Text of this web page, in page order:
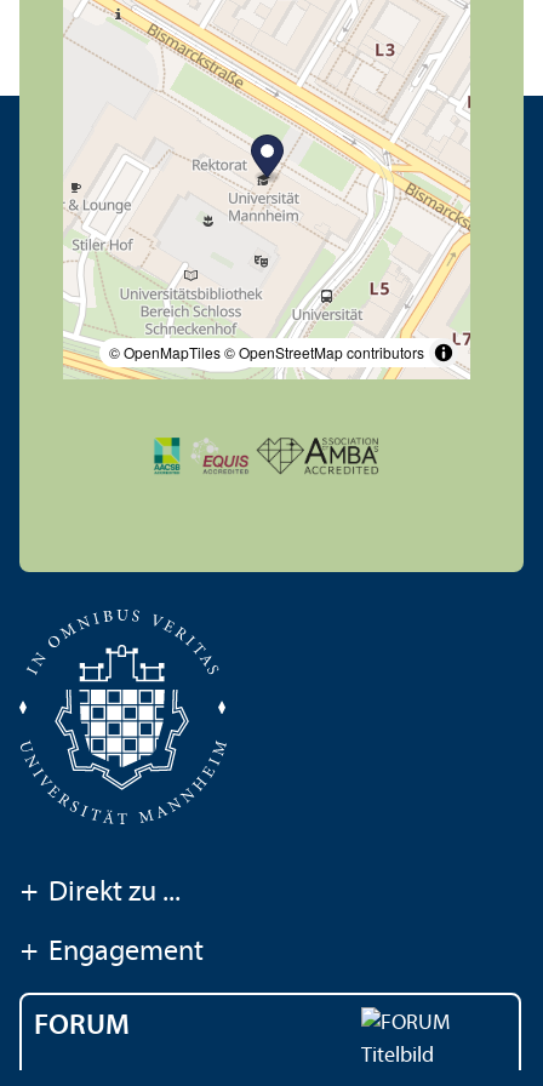
© OpenMapTiles© OpenStreetMap contributors
+ Direkt zu ...
+ Engagement
FORUM